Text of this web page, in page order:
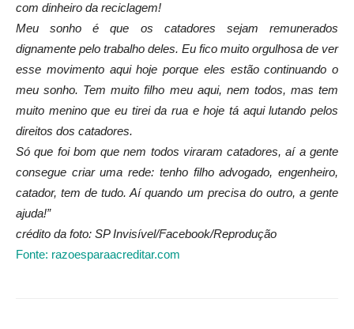
com dinheiro da reciclagem!
Meu sonho é que os catadores sejam remunerados
dignamente pelo trabalho deles. Eu fico muito orgulhosa de ver
esse movimento aqui hoje porque eles estão continuando o
meu sonho. Tem muito filho meu aqui, nem todos, mas tem
muito menino que eu tirei da rua e hoje tá aqui lutando pelos
direitos dos catadores.
Só que foi bom que nem todos viraram catadores, aí a gente
consegue criar uma rede: tenho filho advogado, engenheiro,
catador, tem de tudo. Aí quando um precisa do outro, a gente
ajuda!”
crédito da foto: SP Invisível/Facebook/Reprodução
Fonte: razoesparaacreditar.com